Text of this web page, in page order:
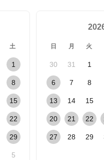
土
1
8
15
22
29
5
日 月 火
30 31 1
6 7 8
13 14 15
20 21 22
27 28 29